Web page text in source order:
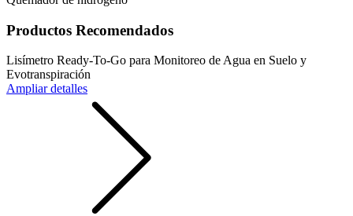
Productos Recomendados
Lisímetro Ready-To-Go para Monitoreo de Agua en Suelo y
Evotranspiración
Ampliar detalles